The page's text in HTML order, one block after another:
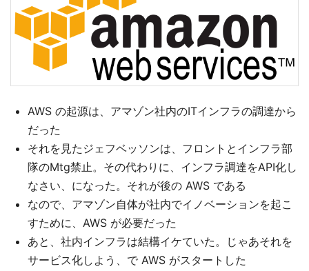
AWS の起源は、アマゾン社内のITインフラの調達から
だった
それを見たジェフベッソンは、フロントとインフラ部
隊のMtg禁止。その代わりに、インフラ調達をAPI化し
なさい、になった。それが後の AWS である
なので、アマゾン自体が社内でイノベーションを起こ
すために、AWS が必要だった
あと、社内インフラは結構イケていた。じゃあそれを
サービス化しよう、で AWS がスタートした